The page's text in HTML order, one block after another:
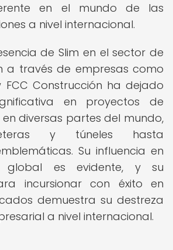
en el mundo de las
a nivel internacional.
de Slim en el sector de
a través de empresas como
Construcción ha dejado
en proyectos de
diversas partes del mundo,
y túneles hasta
Su influencia en
global es evidente, y su
incursionar con éxito en
demuestra su destreza
a nivel internacional.